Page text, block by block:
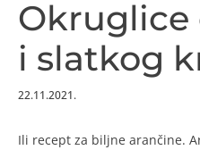
Okruglice
i slatkog
22.11.2021.
Ili recept za biljne arančine.